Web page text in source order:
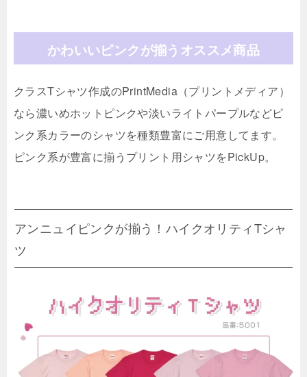
かわいいピンクが揃うオススメ商品
クラスTシャツ作成のPrintMedia（プリントメディア）
なら濃いめホットピンクや淡いライトパープルなどピ
ンク系カラーのシャツを種類豊富にご用意してます。
ピンク系が豊富に揃うプリント用シャツをPickUp。
アンニュイピンクが揃う！ハイクオリティTシャ
ツ